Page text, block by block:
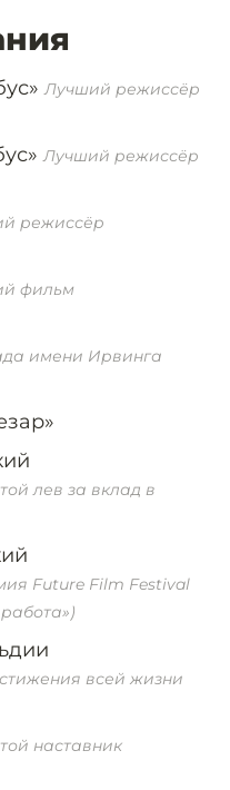
Лучший режиссёр
Лучший режиссёр
режиссёр
фильм
имени Ирвинга
лев за вклад в
Future Film Festival
всей жизни
наставник